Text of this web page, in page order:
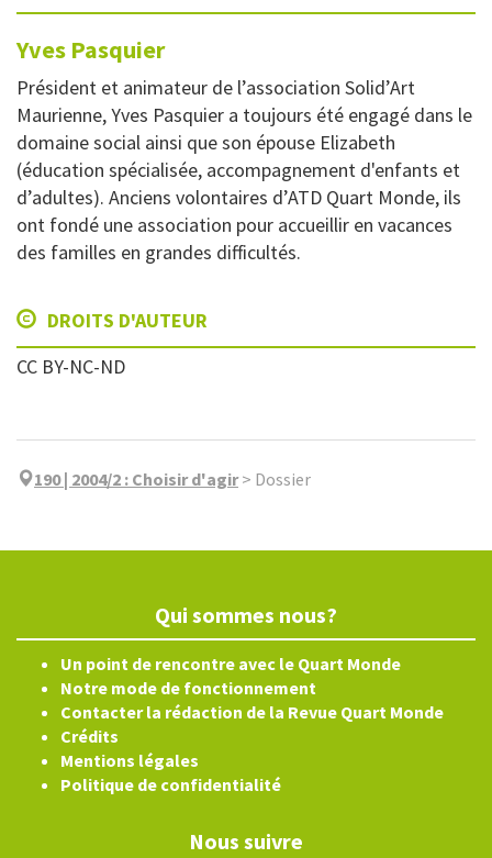
Yves Pasquier
Président et animateur de l’association Solid’Art
Maurienne, Yves Pasquier a toujours été engagé dans le
domaine social ainsi que son épouse Elizabeth
(éducation spécialisée, accompagnement d'enfants et
d’adultes). Anciens volontaires d’ATD Quart Monde, ils
ont fondé une association pour accueillir en vacances
des familles en grandes difficultés.
DROITS D'AUTEUR
CC BY-NC-ND
190 | 2004/2 : Choisir d'agir> Dossier
Qui sommes nous?
Un point de rencontre avec le Quart Monde
Notre mode de fonctionnement
Contacter la rédaction de la Revue Quart Monde
Crédits
Mentions légales
Politique de confidentialité
Nous suivre